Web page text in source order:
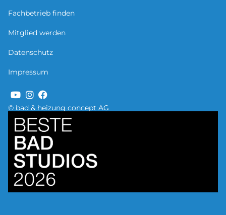
© bad & heizung concept AG
Fachbetrieb finden
Mitglied werden
Datenschutz
Impressum